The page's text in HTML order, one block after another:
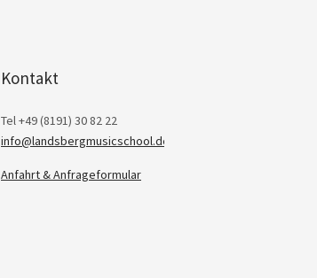
Kontakt
Tel +49 (8191) 30 82 22
info@landsbergmusicschool.de
Anfahrt & Anfrageformular